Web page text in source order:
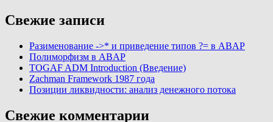
Свежие записи
Разименование ->* и приведение типов ?= в ABAP
Полиморфизм в ABAP
TOGAF ADM Introduction (Введение)
Zachman Framework 1987 года
Позиции ликвидности: анализ денежного потока
Свежие комментарии